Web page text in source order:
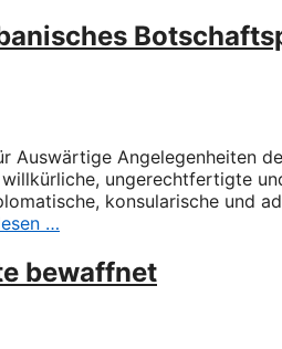
Auswärtige Angelegenheiten
ungerechtfertigte
konsularische und
…
bewaffnet